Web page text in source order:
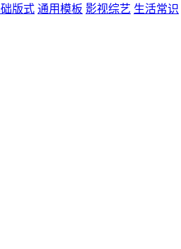
版式 通用模板 影视综艺 生活常识